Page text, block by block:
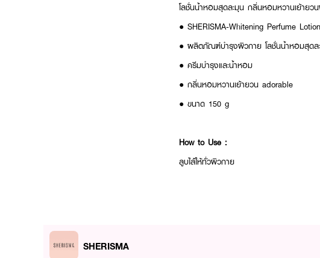
โลชั่นน้ำหอมสุดละมุน กลิ่นหอมหวานเย้ายว
● SHERISMA-Whitening Perfume
● ผลิตภัณฑ์บำรุงผิวกาย โลชั่นน้ำหอมสุดล
● ครีมบำรุงและน้ำหอม
● กลิ่นหอมหวานเย้ายวน adorable
● ขนาด 150 g
How to Use :
ลูบไล้ให้ทั่วผิวกาย
SHERISMA